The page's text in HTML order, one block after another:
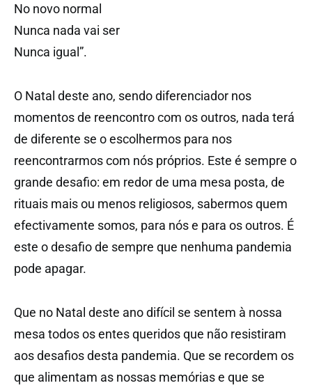
No novo normal
Nunca nada vai ser
Nunca igual”.
O Natal deste ano, sendo diferenciador nos
momentos de reencontro com os outros, nada terá
de diferente se o escolhermos para nos
reencontrarmos com nós próprios. Este é sempre o
grande desafio: em redor de uma mesa posta, de
rituais mais ou menos religiosos, sabermos quem
efectivamente somos, para nós e para os outros. É
este o desafio de sempre que nenhuma pandemia
pode apagar.
Que no Natal deste ano difícil se sentem à nossa
mesa todos os entes queridos que não resistiram
aos desafios desta pandemia. Que se recordem os
que alimentam as nossas memórias e que se